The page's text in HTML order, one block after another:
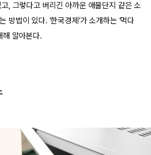
, 그렇다고 버리긴 아까운 애물단지 같은 소
방법이 있다. ‘한국경제’가 소개하는 ‘먹다
해 알아본다.